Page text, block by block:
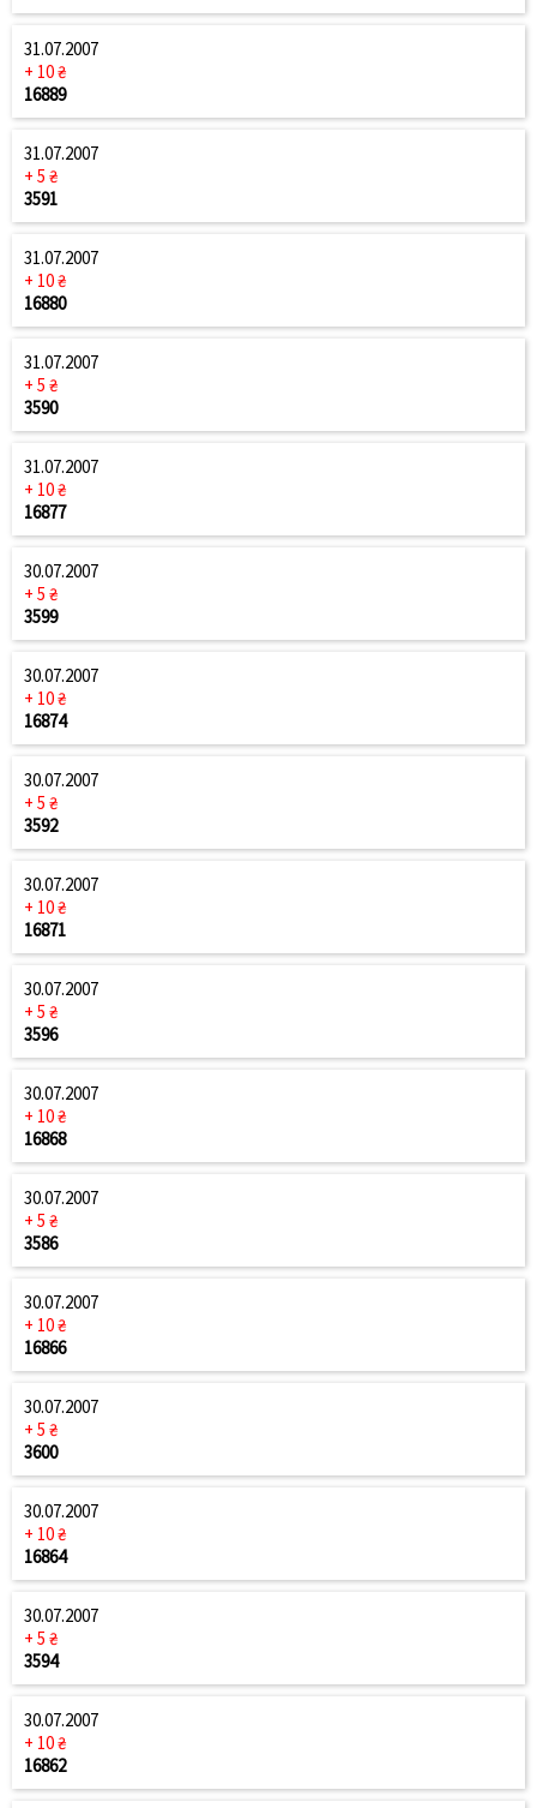
31.07.2007
+ 10 ₴
16889
31.07.2007
+ 5 ₴
3591
31.07.2007
+ 10 ₴
16880
31.07.2007
+ 5 ₴
3590
31.07.2007
+ 10 ₴
16877
30.07.2007
+ 5 ₴
3599
30.07.2007
+ 10 ₴
16874
30.07.2007
+ 5 ₴
3592
30.07.2007
+ 10 ₴
16871
30.07.2007
+ 5 ₴
3596
30.07.2007
+ 10 ₴
16868
30.07.2007
+ 5 ₴
3586
30.07.2007
+ 10 ₴
16866
30.07.2007
+ 5 ₴
3600
30.07.2007
+ 10 ₴
16864
30.07.2007
+ 5 ₴
3594
30.07.2007
+ 10 ₴
16862